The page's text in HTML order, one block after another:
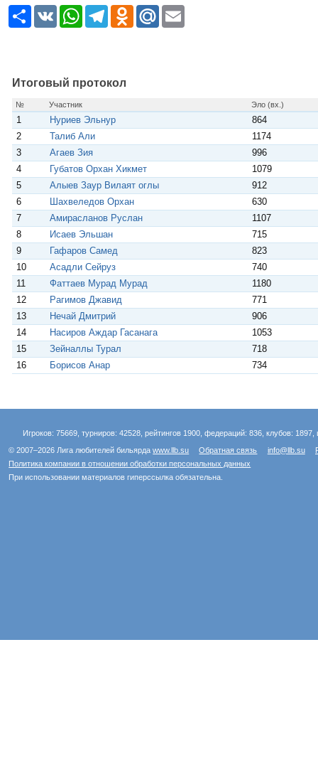
Р
V
K
W
p
p
T
a
m
O
n
i
M
Итоговый протокол
№ Участник Эло (вх.)
1 Нуриев Эльнур
864
2
Талиб Али
1174
3
Агаев Зия
996
4
Губатов Орхан Хикмет
1079
5
Алыев Заур Вилаят оглы
912
6
Шахвеледов Орхан
630
7
Амирасланов Руслан
1107
8
Исаев Эльшан
715
9
Гафаров Самед
823
10
Асадли Сейруз
740
11
Фаттаев Мурад Мурад
1180
12
Рагимов Джавид
771
13
Нечай Дмитрий
906
14
Насиров Аждар Гасанага
1053
15
Зейналлы Турал
718
16
Борисов Анар 734
Игроков: 75669, турниров: 42528, рейтингов 1900, федераций: 836, клубов:
© 2007–2026 Лига любителей бильярдаwww.llb.su Обратная связь info@llb.su
Политика компании в отношении обработки персональных данных
При использовании материалов гиперссылка обязательна.